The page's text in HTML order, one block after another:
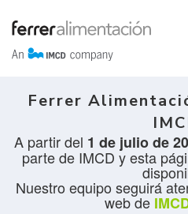
Ferrer
A partir del 1 de julio de
parte de IMCD y esta
Nuestro equipo seguirá
web de